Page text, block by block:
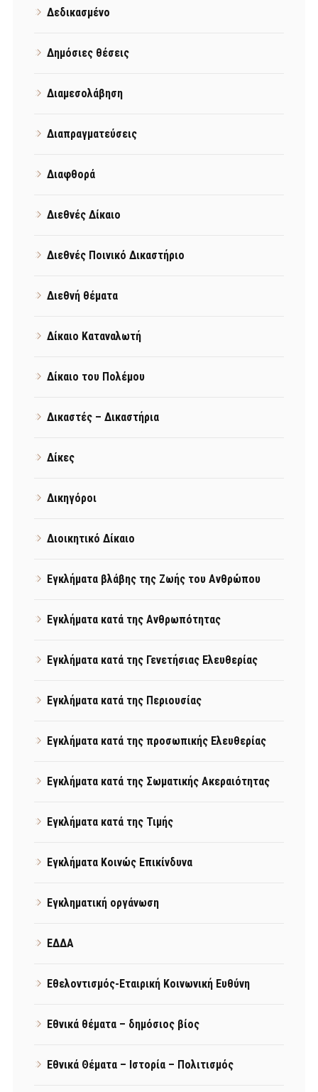
Δεδικασμένο
Δημόσιες θέσεις
Διαμεσολάβηση
Διαπραγματεύσεις
Διαφθορά
Διεθνές Δίκαιο
Διεθνές Ποινικό Δικαστήριο
Διεθνή θέματα
Δίκαιο Καταναλωτή
Δίκαιο του Πολέμου
Δικαστές – Δικαστήρια
Δίκες
Δικηγόροι
Διοικητικό Δίκαιο
Εγκλήματα βλάβης της Ζωής του Ανθρώπου
Εγκλήματα κατά της Ανθρωπότητας
Εγκλήματα κατά της Γενετήσιας Ελευθερίας
Εγκλήματα κατά της Περιουσίας
Εγκλήματα κατά της προσωπικής Ελευθερίας
Εγκλήματα κατά της Σωματικής Ακεραιότητας
Εγκλήματα κατά της Τιμής
Εγκλήματα Κοινώς Επικίνδυνα
Εγκληματική οργάνωση
ΕΔΔΑ
Εθελοντισμός-Εταιρική Κοινωνική Ευθύνη
Εθνικά θέματα – δημόσιος βίος
Εθνικά Θέματα – Ιστορία – Πολιτισμός